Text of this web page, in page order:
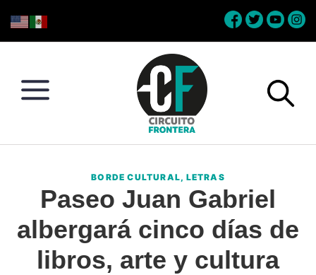
to
to
to
to
Conéctate
la
frontera
BORDE CULTURAL, LETRAS
Paseo Juan Gabriel
albergará cinco días de
libros, arte y cultura